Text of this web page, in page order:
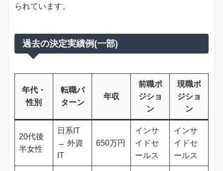
られています。
過去の決定実績例(一部)
年代・
性別
転職パ
ターン
年収
前職ポ
ジショ
ン
現職ポ
ジショ
ン
20代後
半女性
日系IT
→ 外資
IT
650万円
インサ
イドセ
ールス
インサ
イドセ
ールス